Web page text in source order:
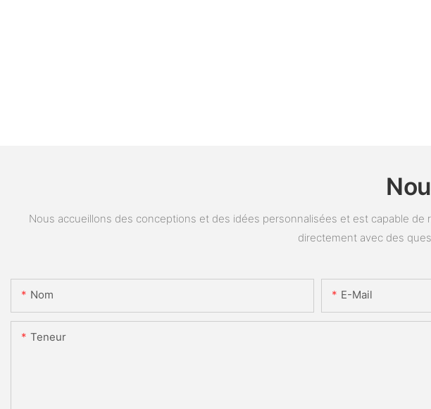
Nous accueillons des conceptions et des idées personnalisées et est capable
directement avec des
Nom E-Mail
Teneur